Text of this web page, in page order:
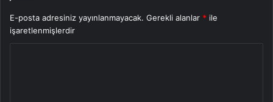
E-posta adresiniz yayınlanmayacak. Gerekli alanlar * ile
işaretlenmişlerdir